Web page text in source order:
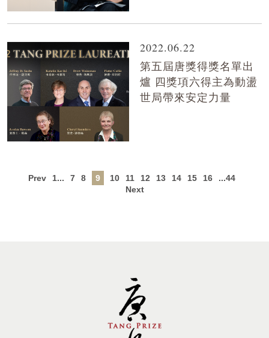
2022.06.22
第五屆唐獎得獎名單出
爐 四獎項六得主為動盪
世局帶來安定力量
Prev 1... 7 8 9 10 11 12 13 14 15 16
...44
Next